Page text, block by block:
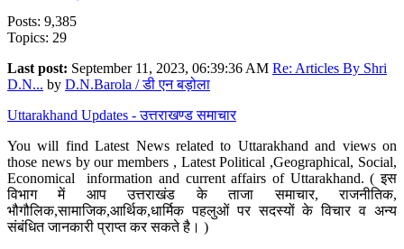
Posts: 9,385
Topics: 29
Last post: September 11, 2023, 06:39:36 AM Re: Articles By Shri
D.N... by D.N.Barola / डी एन बड़ोला
Uttarakhand Updates - उत्तराखण्ड समाचार
You will find Latest News related to Uttarakhand and views on
those news by our members , Latest Political ,Geographical, Social,
Economical information and current affairs of Uttarakhand. ( इस
विभाग में आप उत्तराखंड के ताजा समाचार, राजनीतिक,
भौगौलिक,सामाजिक,आर्थिक,धार्मिक पहलुओं पर सदस्यों के विचार व अन्य
संबंधित जानकारी प्राप्त कर सकते है। )